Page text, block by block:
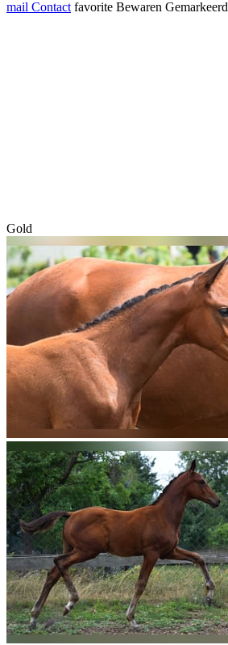
mail Contact favorite Bewaren Gemarkeerd
Gold